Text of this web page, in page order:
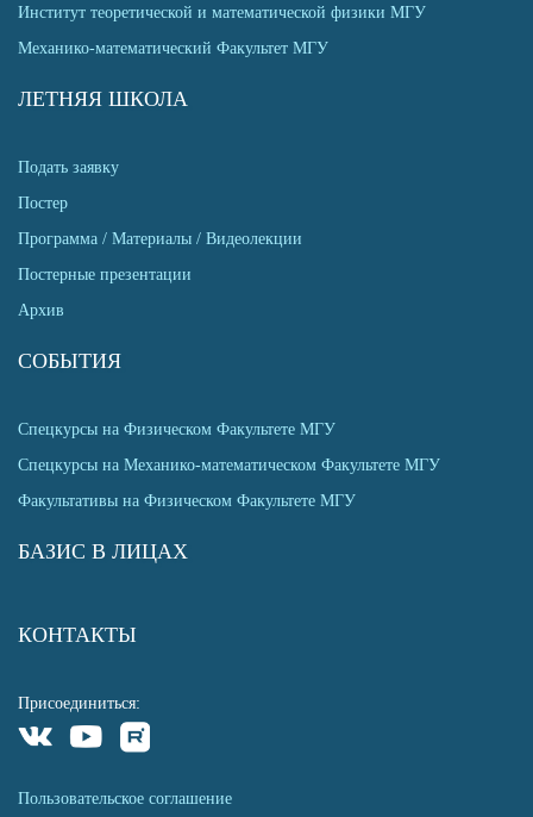
Институт теоретической и математической физики МГУ
Механико-математический Факультет МГУ
ЛЕТНЯЯ ШКОЛА
Подать заявку
Постер
Программа / Материалы / Видеолекции
Постерные презентации
Архив
СОБЫТИЯ
Спецкурсы на Физическом Факультете МГУ
Спецкурсы на Механико-математическом Факультете МГУ
Факультативы на Физическом Факультете МГУ
БАЗИС В ЛИЦАХ
КОНТАКТЫ
Присоединиться:
Пользовательское соглашение